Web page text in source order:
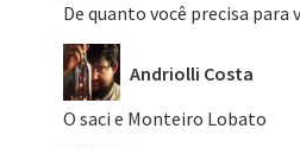
De quanto você precisa para
Andriolli Costa
O saci e Monteiro Lobato